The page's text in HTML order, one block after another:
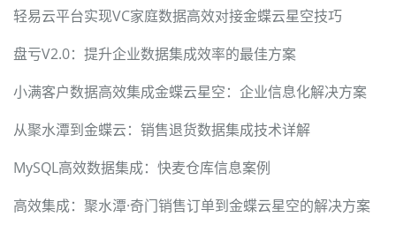
轻易云平台实现VC家庭数据高效对接金蝶云星空技巧
盘亏V2.0：提升企业数据集成效率的最佳方案
小满客户数据高效集成金蝶云星空：企业信息化解决方案
从聚水潭到金蝶云：销售退货数据集成技术详解
MySQL高效数据集成：快麦仓库信息案例
高效集成：聚水潭·奇门销售订单到金蝶云星空的解决方案